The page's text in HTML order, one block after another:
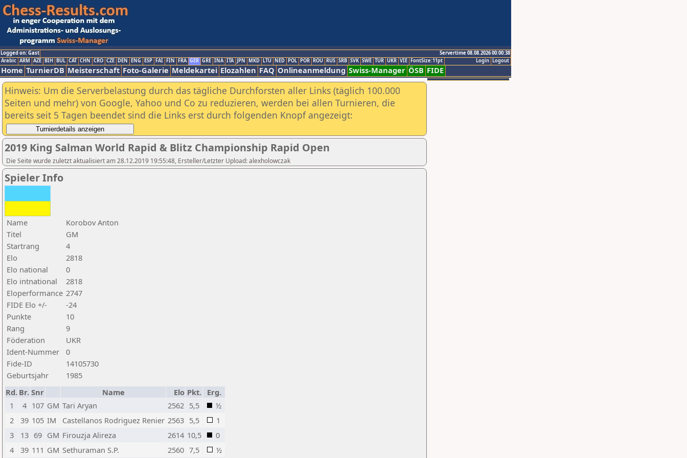
Logged on: Gast
Servertime 08.08.2026 00:00:38
Logout
Login
Arabic ARM AZE BIH BUL CAT CHN CRO CZE DEN ENG ESP FAI FIN FRA GER GRE INA ITA JPN MKD LTU NED POL POR ROU RUS SRB SVK SWE TUR UKR VIE FontSize:11pt
Home TurnierDB Meisterschaft Foto-Galerie Meldekartei Elozahlen FAQ Onlineanmeldung Swiss-Manager ÖSB FIDE
Hinweis: Um die Serverbelastung durch das tägliche Durchforsten aller Links (täglich 100.000
Seiten und mehr) von Google, Yahoo und Co zu reduzieren, werden bei allen Turnieren, die
bereits seit 5 Tagen beendet sind die Links erst durch folgenden Knopf angezeigt:
2019 King Salman World Rapid & Blitz Championship Rapid Open
Die Seite wurde zuletzt aktualisiert am 28.12.2019 19:55:48, Ersteller/Letzter Upload: alexholowczak
Spieler Info
Name
Korobov Anton
Titel
GM
Startrang
4
Elo
2818
Elo national
0
Elo intnational
2818
Eloperformance 2747
FIDE Elo +/-
-24
Punkte
10
Rang
9
Föderation
UKR
Ident-Nummer
0
Fide-ID
14105730
Geburtsjahr
1985
Rd. Br. Snr Name Elo Pkt.
Erg.
1
4 107 GM Tari Aryan 2562 5,5
½
2
39 105 IM Castellanos Rodriguez Renier 2563 5,5
1
3
13 69 GM Firouzja Alireza 2614 10,5
0
4
39 111 GM Sethuraman S.P. 2560 7,5 ½